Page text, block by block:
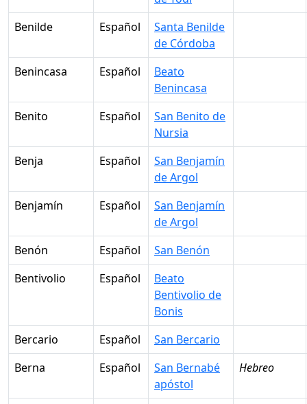
Benilde
Español
Santa Benilde
de Córdoba
Benincasa
Español
Beato
Benincasa
Benito
Español
San Benito de
Nursia
Benja
Español
San Benjamín
de Argol
Benjamín
Español
San Benjamín
de Argol
Benón
Español
San Benón
Bentivolio
Español
Beato
Bentivolio de
Bonis
Bercario
Español
San Bercario
Berna
Español
San Bernabé
apóstol
Hebreo